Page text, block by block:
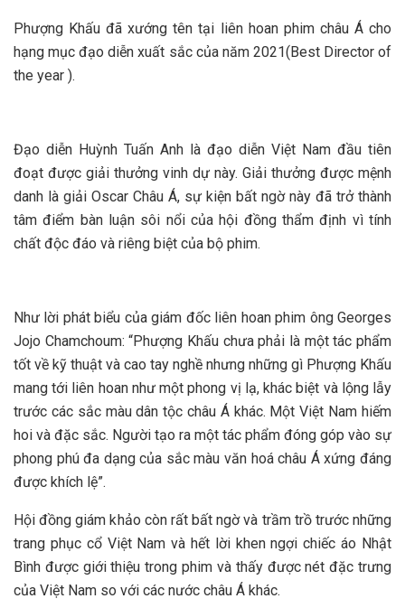
Phượng Khấu đã xướng tên tại liên hoan phim châu Á cho
hạng mục đạo diễn xuất sắc của năm 2021(Best Director of
the year ).
Đạo diễn Huỳnh Tuấn Anh là đạo diễn Việt Nam đầu tiên
đoạt được giải thưởng vinh dự này. Giải thưởng được mệnh
danh là giải Oscar Châu Á, sự kiện bất ngờ này đã trở thành
tâm điểm bàn luận sôi nổi của hội đồng thẩm định vì tính
chất độc đáo và riêng biệt của bộ phim.
Như lời phát biểu của giám đốc liên hoan phim ông Georges
Jojo Chamchoum: “Phượng Khấu chưa phải là một tác phẩm
tốt về kỹ thuật và cao tay nghề nhưng những gì Phượng Khấu
mang tới liên hoan như một phong vị lạ, khác biệt và lộng lẫy
trước các sắc màu dân tộc châu Á khác. Một Việt Nam hiếm
hoi và đặc sắc. Người tạo ra một tác phẩm đóng góp vào sự
phong phú đa dạng của sắc màu văn hoá châu Á xứng đáng
được khích lệ”.
Hội đồng giám khảo còn rất bất ngờ và trầm trồ trước những
trang phục cổ Việt Nam và hết lời khen ngợi chiếc áo Nhật
Bình được giới thiệu trong phim và thấy được nét đặc trưng
của Việt Nam so với các nước châu Á khác.